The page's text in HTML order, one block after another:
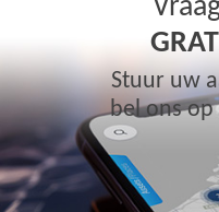
Stuur uw
bel ons op